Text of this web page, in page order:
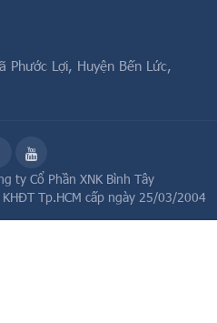
Phước Lợi, Huyện Bến Lức,
ty Cổ Phần XNK Bình Tây
Tp.HCM cấp ngày 25/03/2004